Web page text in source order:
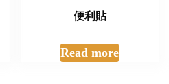
便利貼
Read more